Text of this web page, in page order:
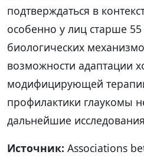
подтверждаться в
особенно у лиц старше
биологических
возможности адаптации
модифицирующей
профилактики глаукомы
дальнейшие
Источник: Associations